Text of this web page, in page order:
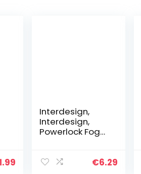
–
Interdesign,
Interdesign,
Powerlock Fog
€6.29